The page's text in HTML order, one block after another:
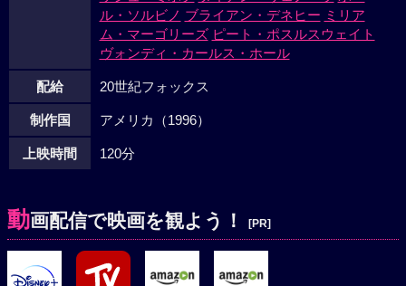
ル・ソルビノ ブライアン・デネヒー ミリア
ム・マーゴリーズ ピート・ポスルスウェイト
ヴォンディ・カールス・ホール
配給 20世紀フォックス
制作国 アメリカ（1996）
上映時間 120分
動画配信で映画を観よう！ [PR]